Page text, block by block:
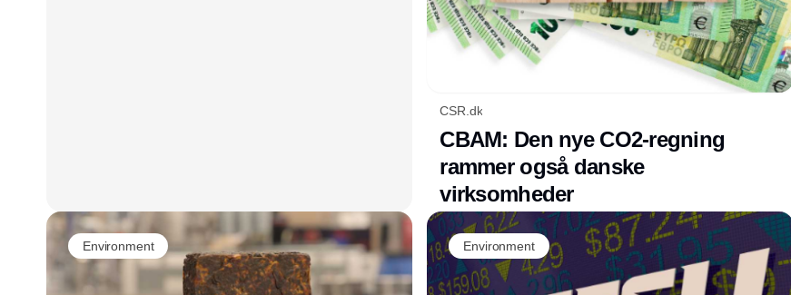
CSR.dk
CBAM: Den nye CO2-regning
rammer også danske
virksomheder
Environment Environment